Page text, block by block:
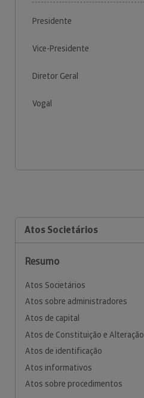
Presidente
Vice-Presidente
Diretor Geral
Vogal
Atos Societários
Resumo
Atos Societários
Atos sobre administradores
Atos de capital
Atos de Constituição e Alteração
Atos de identificação
Atos informativos
Atos sobre procedimentos